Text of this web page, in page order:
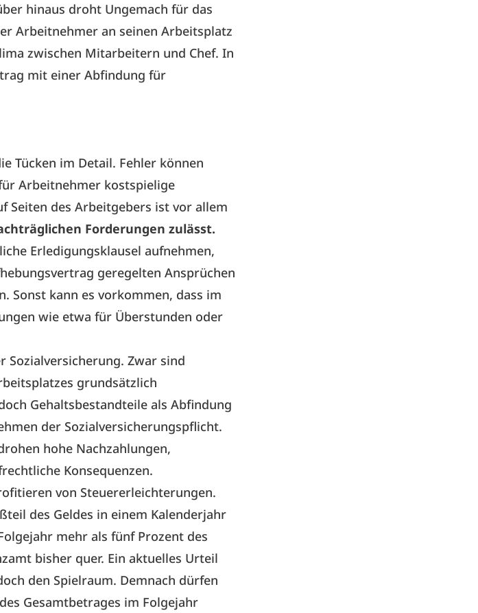
hinaus droht Ungemach für das
Arbeitnehmer an seinen Arbeitsplatz
zwischen Mitarbeitern und Chef. In
mit einer Abfindung für
Tücken im Detail. Fehler können
Arbeitnehmer kostspielige
Seiten des Arbeitgebers ist vor allem
Forderungen zulässt.
Erledigungsklausel aufnehmen,
geregelten Ansprüchen
Sonst kann es vorkommen, dass im
wie etwa für Überstunden oder
Sozialversicherung. Zwar sind
grundsätzlich
Gehaltsbestandteile als Abfindung
der Sozialversicherungspflicht.
hohe Nachzahlungen,
Konsequenzen.
von Steuererleichterungen.
des Geldes in einem Kalenderjahr
mehr als fünf Prozent des
bisher quer. Ein aktuelles Urteil
den Spielraum. Demnach dürfen
Gesamtbetrages im Folgejahr